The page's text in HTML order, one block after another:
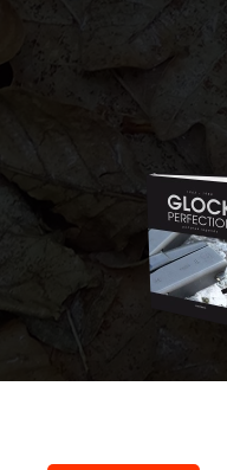
Skip to main content